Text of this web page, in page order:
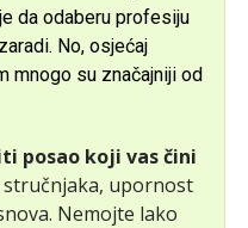
da odaberu profesiju
No, osjećaj
mnogo su značajniji od
posao koji vas čini
stručnjaka, upornost
Nemojte lako